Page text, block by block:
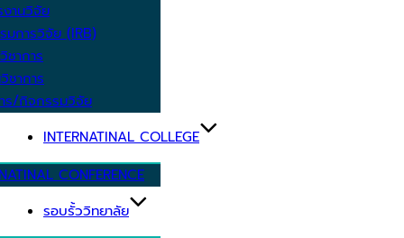
งานวิจัย
มการวิจัย (IRB)
ชาการ
ชาการ
ร/กิจกรรมวิจัย
INTERNATINAL COLLEGE
CONFERENCE
รอบรั้ววิทยาลัย